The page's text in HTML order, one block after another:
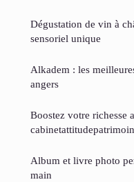
Dégustation de vin à
sensoriel unique
Alkadem : les
angers
Boostez votre richesse
Album et livre photo
main